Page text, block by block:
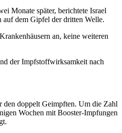
Monate später, berichtete Israel
auf dem Gipfel der dritten Welle.
an, keine weiteren
der Impfstoffwirksamkeit nach
den doppelt Geimpften. Um die Zahl
Wochen mit Booster-Impfungen